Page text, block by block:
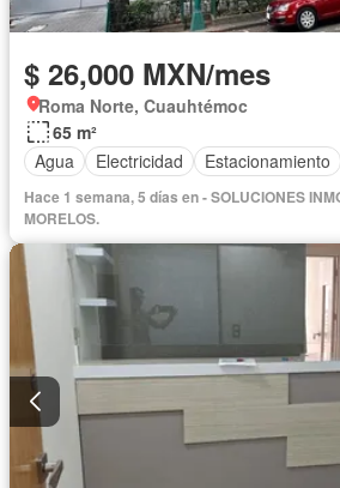
$ 26,000 MXN/mes
Roma Norte, Cuauhtémoc
65 m²
Agua
Electricidad Estacionamiento
Hace 1 semana, 5 días en - SOLUCIONES
MORELOS.